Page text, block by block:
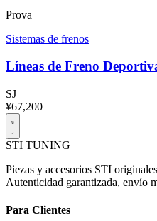
Prova
Sistemas de frenos
Líneas de Freno
SJ
¥67,200
STI TUNING
Piezas y accesorios STI
Autenticidad garantizada, envío
Para Clientes